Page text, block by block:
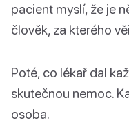
pacient myslí, že je
člověk, za kterého
Poté, co lékař dal
skutečnou nemoc.
osoba.